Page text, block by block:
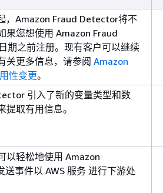
，Amazon Fraud Detector将不
果您想使用 Amazon Fraud
期之前注册。现有客户可以继续
关更多信息，请参阅 Amazon
性变更。
引入了新的变量类型和数
取有用信息。
以轻松地使用 Amazon
事件以 AWS 服务 进行下游处